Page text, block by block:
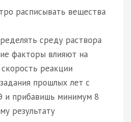
расписывать вещества
среду раствора
факторы влияют на
реакции
прошлых лет с
и прибавишь минимум 8
результату